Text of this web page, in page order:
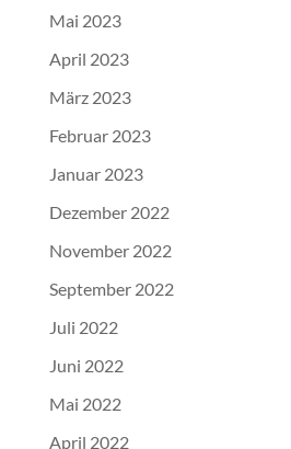
Mai 2023
April 2023
März 2023
Februar 2023
Januar 2023
Dezember 2022
November 2022
September 2022
Juli 2022
Juni 2022
Mai 2022
April 2022